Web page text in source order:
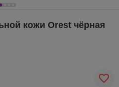
кожи Orest чёрная